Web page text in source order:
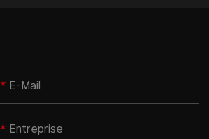
E-Mail
Entreprise